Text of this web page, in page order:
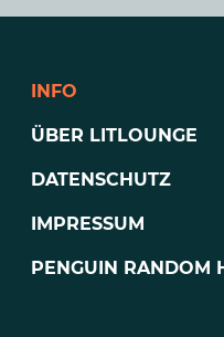
INFO
ÜBER LITLOUNGE
DATENSCHUTZ
IMPRESSUM
PENGUIN RANDOM